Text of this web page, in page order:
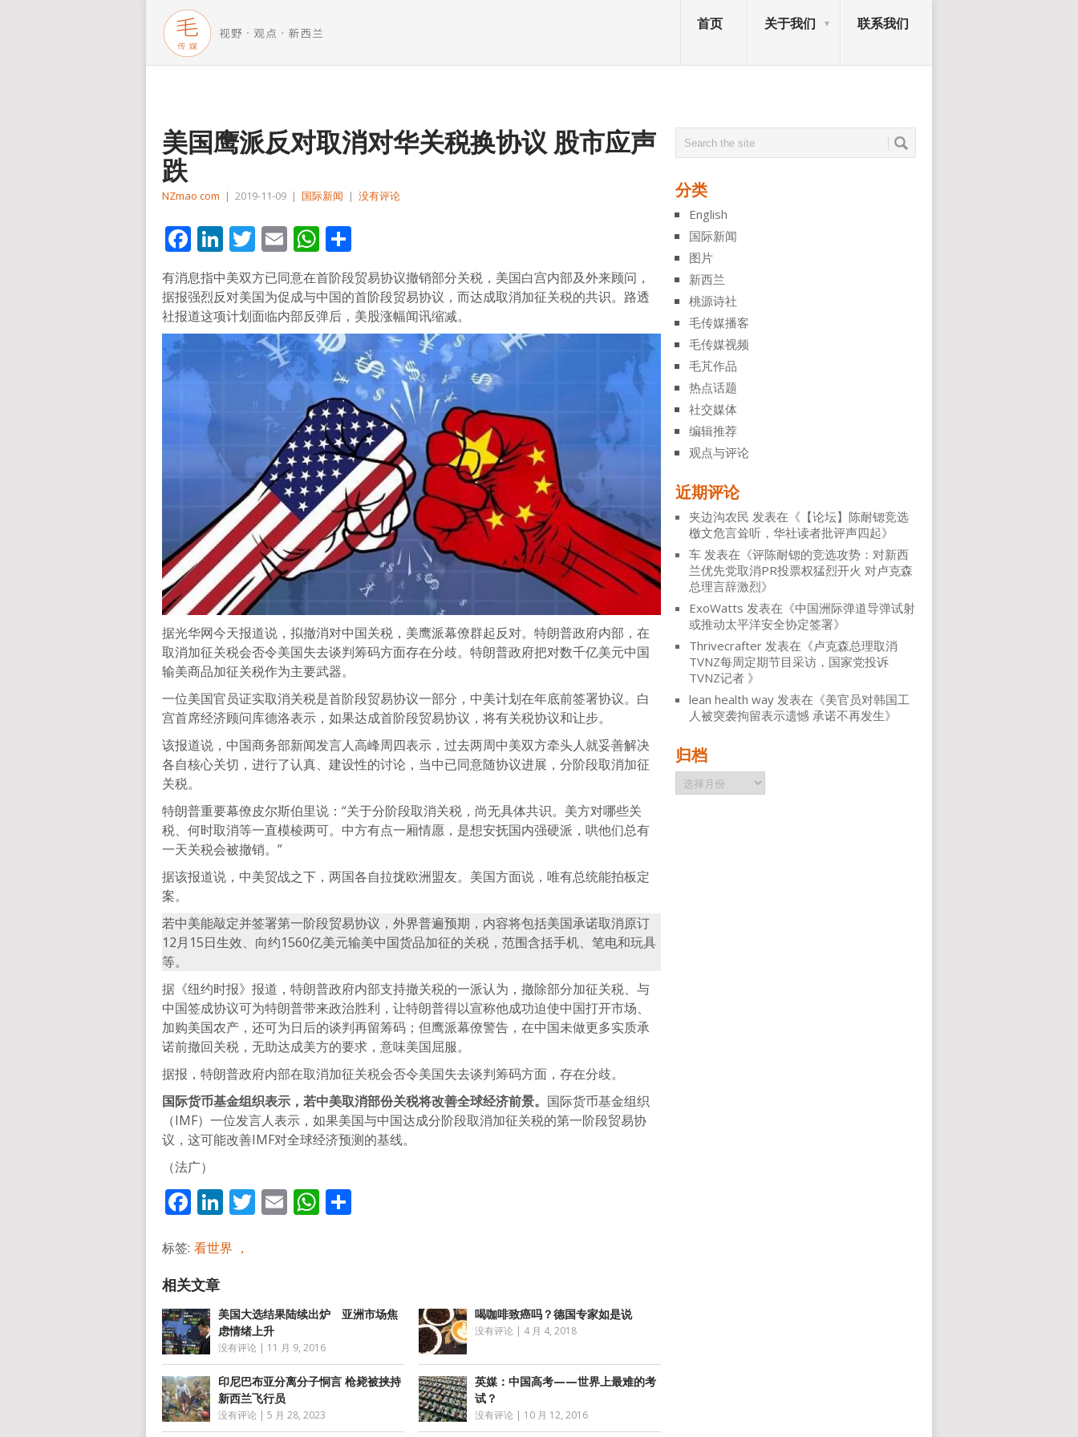
首页 关于我们 联系我们
美国鹰派反对取消对华关税换协议 股市应声
跌
NZmao com | 2019-11-09 | 国际新闻 | 没有评论
Facebook
LinkedIn
Twitter
EmailWhatsApp
享
有消息指中美双方已同意在首阶段贸易协议撤销部分关税，美国白宫内部及外来顾问，
据报强烈反对美国为促成与中国的首阶段贸易协议，而达成取消加征关税的共识。路透
社报道这项计划面临内部反弹后，美股涨幅闻讯缩减。
据光华网今天报道说，拟撤消对中国关税，美鹰派幕僚群起反对。特朗普政府内部，在
取消加征关税会否令美国失去谈判筹码方面存在分歧。特朗普政府把对数千亿美元中国
输美商品加征关税作为主要武器。
一位美国官员证实取消关税是首阶段贸易协议一部分，中美计划在年底前签署协议。白
宫首席经济顾问库德洛表示，如果达成首阶段贸易协议，将有关税协议和让步。
该报道说，中国商务部新闻发言人高峰周四表示，过去两周中美双方牵头人就妥善解决
各自核心关切，进行了认真、建设性的讨论，当中已同意随协议进展，分阶段取消加征
关税。
特朗普重要幕僚皮尔斯伯里说：“关于分阶段取消关税，尚无具体共识。美方对哪些关
税、何时取消等一直模棱两可。中方有点一厢情愿，是想安抚国内强硬派，哄他们总有
一天关税会被撤销。”
据该报道说，中美贸战之下，两国各自拉拢欧洲盟友。美国方面说，唯有总统能拍板定
案。
若中美能敲定并签署第一阶段贸易协议，外界普遍预期，内容将包括美国承诺取消原订
12月15日生效、向约1560亿美元输美中国货品加征的关税，范围含括手机、笔电和玩具
等。
据《纽约时报》报道，特朗普政府内部支持撤关税的一派认为，撤除部分加征关税、与
中国签成协议可为特朗普带来政治胜利，让特朗普得以宣称他成功迫使中国打开市场、
加购美国农产，还可为日后的谈判再留筹码；但鹰派幕僚警告，在中国未做更多实质承
诺前撤回关税，无助达成美方的要求，意味美国屈服。
据报，特朗普政府内部在取消加征关税会否令美国失去谈判筹码方面，存在分歧。
国际货币基金组织表示，若中美取消部份关税将改善全球经济前景。 国际货币基金组织
（IMF）一位发言人表示，如果美国与中国达成分阶段取消加征关税的第一阶段贸易协
议，这可能改善IMF对全球经济预测的基线。
（法广）
Facebook
LinkedIn
Twitter
EmailWhatsApp
标签: 看世界 ，
美国大选结果陆续出炉 亚洲市场焦
虑情绪上升
没有评论 | 11 月 9, 2016
喝咖啡致癌吗？德国专家如是说
没有评论 | 4 月 4, 2018
印尼巴布亚分离分子恫言 枪毙被挟持
新西兰飞行员
没有评论 | 5 月 28, 2023
英媒：中国高考——世界上最难的考
试？
没有评论 | 10 月 12, 2016
分类
English
国际新闻
图片
新西兰
桃源诗社
毛传媒播客
毛传媒视频
毛芃作品
热点话题
社交媒体
编辑推荐
观点与评论
近期评论
夹边沟农民 发表在《 【论坛】陈耐锶竞选
檄文危言耸听，华社读者批评声四起》
车 发表在《评陈耐锶的竞选攻势：对新西
兰优先党取消PR投票权猛烈开火 对卢克森
总理言辞激烈》
ExoWatts 发表在《中国洲际弹道导弹试射
或推动太平洋安全协定签署》
Thrivecrafter 发表在《卢克森总理取消
TVNZ每周定期节目采访，国家党投诉
TVNZ记者 》
lean health way 发表在《美官员对韩国工
人被突袭拘留表示遗憾 承诺不再发生》
归档
归
档